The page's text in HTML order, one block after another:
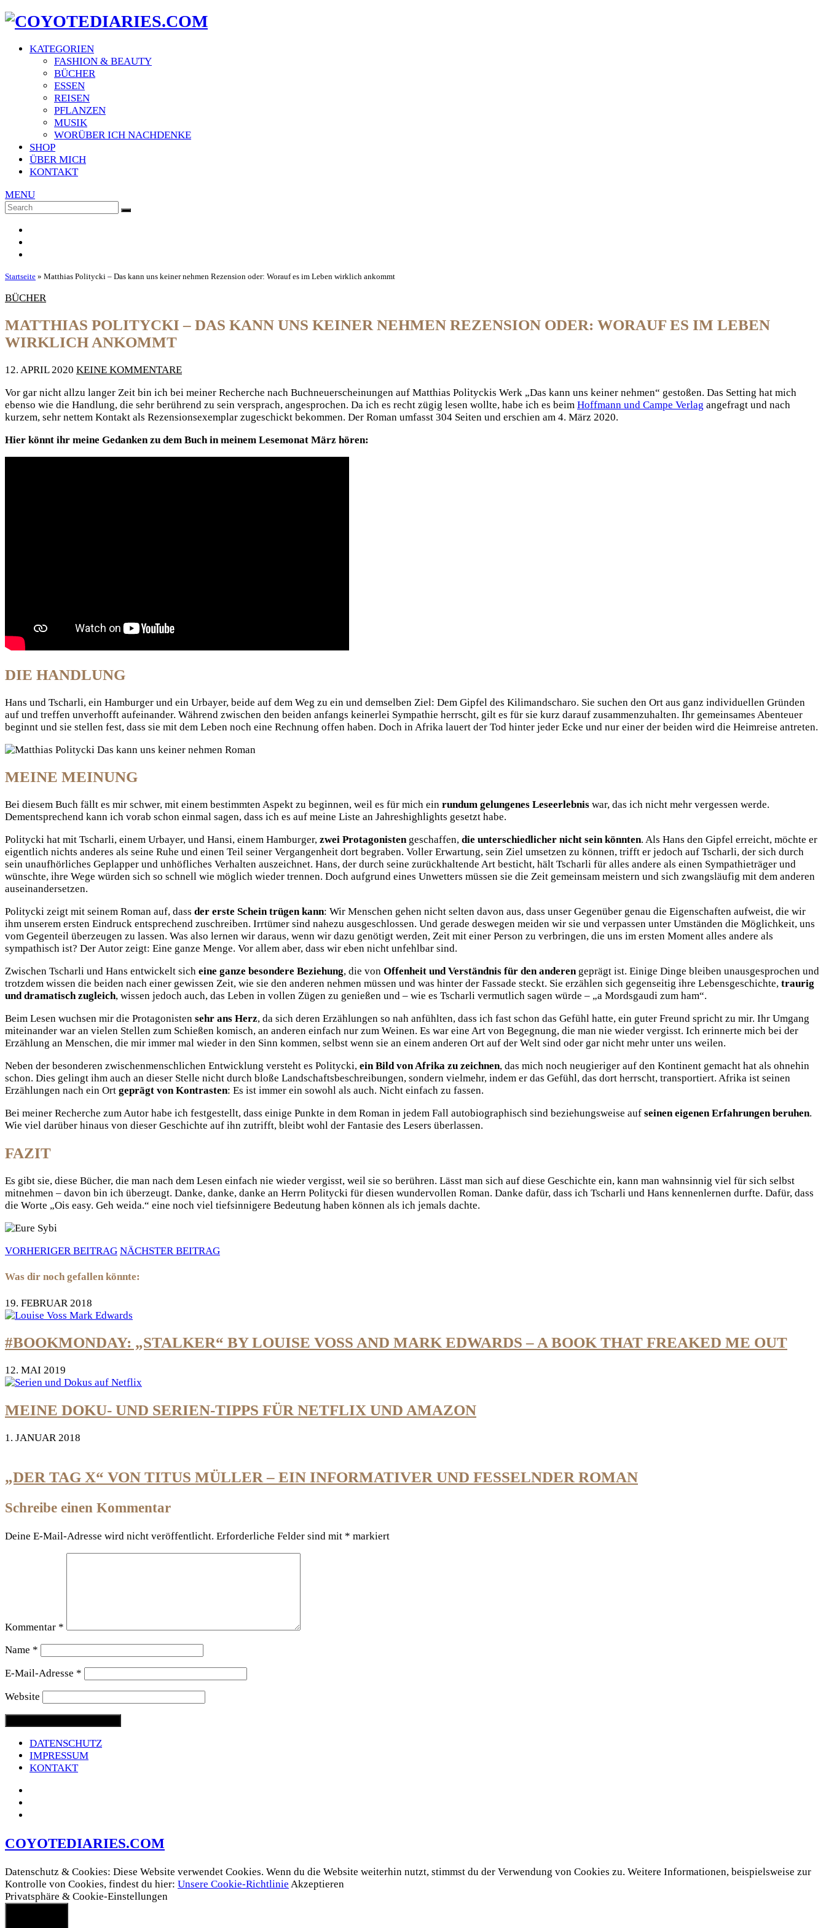
KATEGORIEN
FASHION & BEAUTY
BÜCHER
ESSEN
REISEN
PFLANZEN
MUSIK
WORÜBER ICH NACHDENKE
SHOP
ÜBER MICH
KONTAKT
MENU
Search
SEARCH
Startseite » Matthias Politycki – Das kann uns keiner nehmen Rezension oder: Worauf es im Leben wirklich ankommt
BÜCHER
MATTHIAS POLITYCKI – DAS KANN UNS KEINER NEHMEN REZENSION ODER: WORAUF ES IM LEBEN
WIRKLICH ANKOMMT
12. APRIL 2020 KEINE KOMMENTARE
Vor gar nicht allzu langer Zeit bin ich bei meiner Recherche nach Buchneuerscheinungen auf Matthias Polityckis Werk „Das kann uns keiner nehmen“ gestoßen. Das Setting hat mich
ebenso wie die Handlung, die sehr berührend zu sein versprach, angesprochen. Da ich es recht zügig lesen wollte, habe ich es beim Hoffmann und Campe Verlag angefragt und nach
kurzem, sehr nettem Kontakt als Rezensionsexemplar zugeschickt bekommen. Der Roman umfasst 304 Seiten und erschien am 4. März 2020.
Hier könnt ihr meine Gedanken zu dem Buch in meinem Lesemonat März hören:
DIE HANDLUNG
Hans und Tscharli, ein Hamburger und ein Urbayer, beide auf dem Weg zu ein und demselben Ziel: Dem Gipfel des Kilimandscharo. Sie suchen den Ort aus ganz individuellen Gründen
auf und treffen unverhofft aufeinander. Während zwischen den beiden anfangs keinerlei Sympathie herrscht, gilt es für sie kurz darauf zusammenzuhalten. Ihr gemeinsames Abenteuer
beginnt und sie stellen fest, dass sie mit dem Leben noch eine Rechnung offen haben. Doch in Afrika lauert der Tod hinter jeder Ecke und nur einer der beiden wird die Heimreise antreten.
MEINE MEINUNG
Bei diesem Buch fällt es mir schwer, mit einem bestimmten Aspekt zu beginnen, weil es für mich ein rundum gelungenes Leseerlebnis war, das ich nicht mehr vergessen werde.
Dementsprechend kann ich vorab schon einmal sagen, dass ich es auf meine Liste an Jahreshighlights gesetzt habe.
Politycki hat mit Tscharli, einem Urbayer, und Hansi, einem Hamburger, zwei Protagonistengeschaffen, die unterschiedlicher nicht sein könnten. Als Hans den Gipfel erreicht, möchte er
eigentlich nichts anderes als seine Ruhe und einen Teil seiner Vergangenheit dort begraben. Voller Erwartung, sein Ziel umsetzen zu können, trifft er jedoch auf Tscharli, der sich durch
sein unaufhörliches Geplapper und unhöfliches Verhalten auszeichnet. Hans, der durch seine zurückhaltende Art besticht, hält Tscharli für alles andere als einen Sympathieträger und
wünschte, ihre Wege würden sich so schnell wie möglich wieder trennen. Doch aufgrund eines Unwetters müssen sie die Zeit gemeinsam meistern und sich zwangsläufig mit dem anderen
auseinandersetzen.
Politycki zeigt mit seinem Roman auf, dass der erste Schein trügen kann: Wir Menschen gehen nicht selten davon aus, dass unser Gegenüber genau die Eigenschaften aufweist, die wir
ihm unserem ersten Eindruck entsprechend zuschreiben. Irrtümer sind nahezu ausgeschlossen. Und gerade deswegen meiden wir sie und verpassen unter Umständen die Möglichkeit, uns
vom Gegenteil überzeugen zu lassen. Was also lernen wir daraus, wenn wir dazu genötigt werden, Zeit mit einer Person zu verbringen, die uns im ersten Moment alles andere als
sympathisch ist? Der Autor zeigt: Eine ganze Menge. Vor allem aber, dass wir eben nicht unfehlbar sind.
Zwischen Tscharli und Hans entwickelt sich eine ganze besondere Beziehung, die von Offenheit und Verständnis für den anderengeprägt ist. Einige Dinge bleiben unausgesprochen und
trotzdem wissen die beiden nach einer gewissen Zeit, wie sie den anderen nehmen müssen und was hinter der Fassade steckt. Sie erzählen sich gegenseitig ihre Lebensgeschichte, traurig
und dramatisch zugleich, wissen jedoch auch, das Leben in vollen Zügen zu genießen und – wie es Tscharli vermutlich sagen würde – „a Mordsgaudi zum ham“.
Beim Lesen wuchsen mir die Protagonisten sehr ans Herz, da sich deren Erzählungen so nah anfühlten, dass ich fast schon das Gefühl hatte, ein guter Freund spricht zu mir. Ihr Umgang
miteinander war an vielen Stellen zum Schießen komisch, an anderen einfach nur zum Weinen. Es war eine Art von Begegnung, die man nie wieder vergisst. Ich erinnerte mich bei der
Erzählung an Menschen, die mir immer mal wieder in den Sinn kommen, selbst wenn sie an einem anderen Ort auf der Welt sind oder gar nicht mehr unter uns weilen.
Neben der besonderen zwischenmenschlichen Entwicklung versteht es Politycki, ein Bild von Afrika zu zeichnen, das mich noch neugieriger auf den Kontinent gemacht hat als ohnehin
schon. Dies gelingt ihm auch an dieser Stelle nicht durch bloße Landschaftsbeschreibungen, sondern vielmehr, indem er das Gefühl, das dort herrscht, transportiert. Afrika ist seinen
Erzählungen nach ein Ort geprägt von Kontrasten: Es ist immer ein sowohl als auch. Nicht einfach zu fassen.
Bei meiner Recherche zum Autor habe ich festgestellt, dass einige Punkte in dem Roman in jedem Fall autobiographisch sind beziehungsweise auf seinen eigenen Erfahrungen beruhen.
Wie viel darüber hinaus von dieser Geschichte auf ihn zutrifft, bleibt wohl der Fantasie des Lesers überlassen.
FAZIT
Es gibt sie, diese Bücher, die man nach dem Lesen einfach nie wieder vergisst, weil sie so berühren. Lässt man sich auf diese Geschichte ein, kann man wahnsinnig viel für sich selbst
mitnehmen – davon bin ich überzeugt. Danke, danke, danke an Herrn Politycki für diesen wundervollen Roman. Danke dafür, dass ich Tscharli und Hans kennenlernen durfte. Dafür, dass
die Worte „Ois easy. Geh weida.“ eine noch viel tiefsinnigere Bedeutung haben können als ich jemals dachte.
VORHERIGER BEITRAG NÄCHSTER BEITRAG
Was dir noch gefallen könnte:
19. FEBRUAR 2018
#BOOKMONDAY: „STALKER“ BY LOUISE VOSS AND MARK EDWARDS – A BOOK THAT FREAKED ME OUT
12. MAI 2019
MEINE DOKU- UND SERIEN-TIPPS FÜR NETFLIX UND AMAZON
1. JANUAR 2018
„DER TAG X“ VON TITUS MÜLLER – EIN INFORMATIVER UND FESSELNDER ROMAN
Schreibe einen Kommentar
Deine E-Mail-Adresse wird nicht veröffentlicht. Erforderliche Felder sind mit * markiert
Kommentar *
Name *
E-Mail-Adresse *
Website
DATENSCHUTZ
IMPRESSUM
KONTAKT
COYOTEDIARIES.COM
Datenschutz & Cookies: Diese Website verwendet Cookies. Wenn du die Website weiterhin nutzt, stimmst du der Verwendung von Cookies zu. Weitere Informationen, beispielsweise zur
Kontrolle von Cookies, findest du hier: Unsere Cookie-Richtlinie Akzeptieren
Privatsphäre & Cookie-Einstellungen